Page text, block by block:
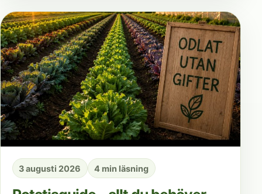
3 augusti 2026 4 min läsning